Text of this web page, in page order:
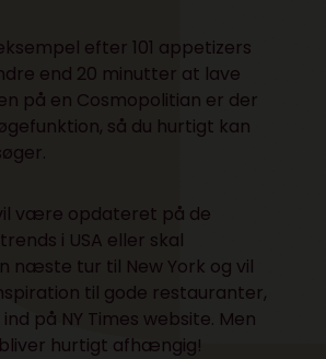
efter 101 appetizers
end 20 minutter at lave
på en Cosmopolitian er der
så du hurtigt kan
være opdateret på de
i USA eller skal
næste tur til New York og vil
til gode restauranter,
på NY Times website. Men
hurtigt afhængig!